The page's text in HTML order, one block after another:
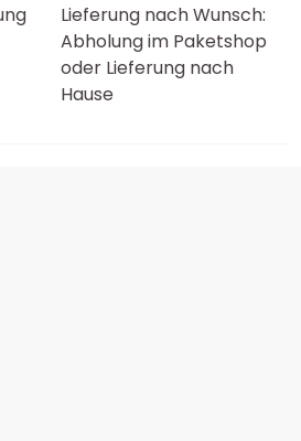
Lieferung nach Wunsch:
Abholung im Paketshop
oder Lieferung nach
Hause